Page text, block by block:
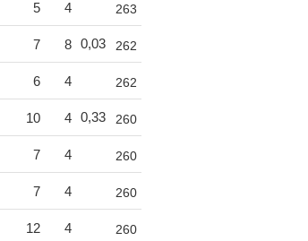
5 4 263
7 8 0,03 262
6 4 262
10 4 0,33 260
7 4 260
7 4 260
12 4 260